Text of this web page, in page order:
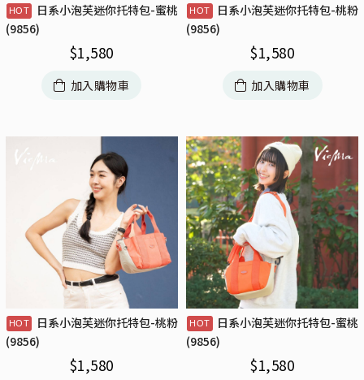
日系小泡芙迷你托特包-蜜桃
(9856)
$1,580
加入購物車
日系小泡芙迷你托特包-桃粉
(9856)
$1,580
加入購物車
日系小泡芙迷你托特包-桃粉
(9856)
$1,580
日系小泡芙迷你托特包-蜜桃
(9856)
$1,580